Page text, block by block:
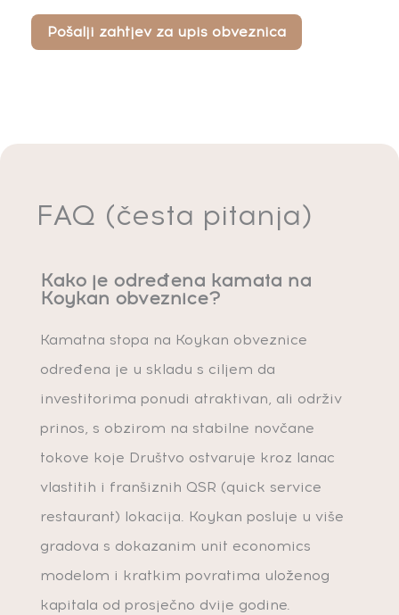
FAQ (česta pitanja)
Kako je određena kamata na
Koykan obveznice?
Kamatna stopa na Koykan obveznice
određena je u skladu s ciljem da
investitorima ponudi atraktivan, ali održiv
prinos, s obzirom na stabilne novčane
tokove koje Društvo ostvaruje kroz lanac
vlastitih i franšiznih QSR (quick service
restaurant) lokacija. Koykan posluje u više
gradova s dokazanim unit economics
modelom i kratkim povratima uloženog
kapitala od prosječno dvije godine.